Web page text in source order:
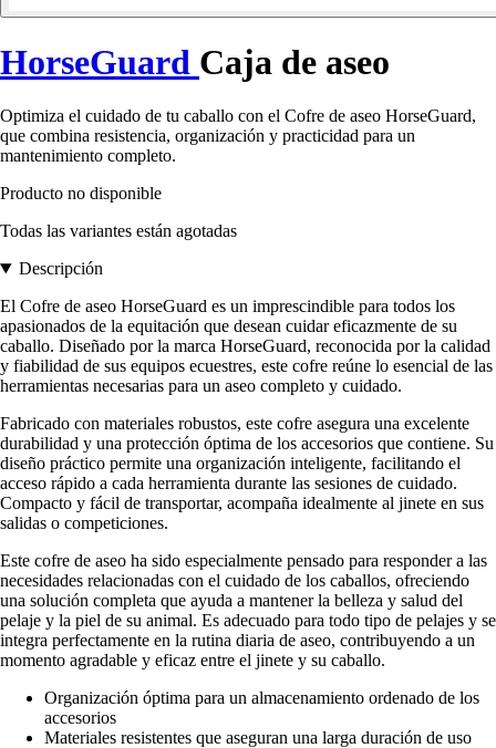
HorseGuard Caja de aseo
Optimiza el cuidado de tu caballo con el Cofre de aseo HorseGuard,
que combina resistencia, organización y practicidad para un
mantenimiento completo.
Producto no disponible
Todas las variantes están agotadas
Descripción
El Cofre de aseo HorseGuard es un imprescindible para todos los
apasionados de la equitación que desean cuidar eficazmente de su
caballo. Diseñado por la marca HorseGuard, reconocida por la calidad
y fiabilidad de sus equipos ecuestres, este cofre reúne lo esencial de las
herramientas necesarias para un aseo completo y cuidado.
Fabricado con materiales robustos, este cofre asegura una excelente
durabilidad y una protección óptima de los accesorios que contiene. Su
diseño práctico permite una organización inteligente, facilitando el
acceso rápido a cada herramienta durante las sesiones de cuidado.
Compacto y fácil de transportar, acompaña idealmente al jinete en sus
salidas o competiciones.
Este cofre de aseo ha sido especialmente pensado para responder a las
necesidades relacionadas con el cuidado de los caballos, ofreciendo
una solución completa que ayuda a mantener la belleza y salud del
pelaje y la piel de su animal. Es adecuado para todo tipo de pelajes y se
integra perfectamente en la rutina diaria de aseo, contribuyendo a un
momento agradable y eficaz entre el jinete y su caballo.
Organización óptima para un almacenamiento ordenado de los
accesorios
Materiales resistentes que aseguran una larga duración de uso